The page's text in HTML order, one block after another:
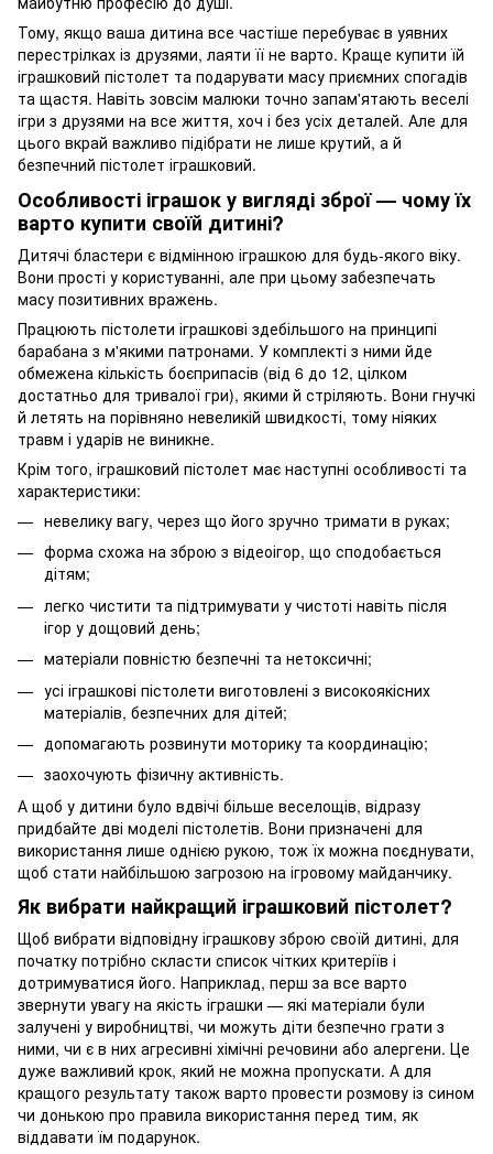
Тому, якщо ваша дитина все частіше перебуває в уявних
перестрілках із друзями, лаяти її не варто. Краще купити їй
іграшковий пістолет та подарувати масу приємних спогадів
та щастя. Навіть зовсім малюки точно запам'ятають веселі
ігри з друзями на все життя, хоч і без усіх деталей. Але для
цього вкрай важливо підібрати не лише крутий, а й
безпечний пістолет іграшковий.
Особливості іграшок у вигляді зброї — чому їх
варто купити своїй дитині?
Дитячі бластери є відмінною іграшкою для будь-якого віку.
Вони прості у користуванні, але при цьому забезпечать
масу позитивних вражень.
Працюють пістолети іграшкові здебільшого на принципі
барабана з м'якими патронами. У комплекті з ними йде
обмежена кількість боєприпасів (від 6 до 12, цілком
достатньо для тривалої гри), якими й стріляють. Вони гнучкі
й летять на порівняно невеликій швидкості, тому ніяких
травм і ударів не виникне.
Крім того, іграшковий пістолет має наступні особливості та
характеристики:
невелику вагу, через що його зручно тримати в руках;
форма схожа на зброю з відеоігор, що сподобається
дітям;
легко чистити та підтримувати у чистоті навіть після
ігор у дощовий день;
матеріали повністю безпечні та нетоксичні;
усі іграшкові пістолети виготовлені з високоякісних
матеріалів, безпечних для дітей;
допомагають розвинути моторику та координацію;
заохочують фізичну активність.
А щоб у дитини було вдвічі більше веселощів, відразу
придбайте дві моделі пістолетів. Вони призначені для
використання лише однією рукою, тож їх можна поєднувати,
щоб стати найбільшою загрозою на ігровому майданчику.
Як вибрати найкращий іграшковий пістолет?
Щоб вибрати відповідну іграшкову зброю своїй дитині, для
початку потрібно скласти список чітких критеріїв і
дотримуватися його. Наприклад, перш за все варто
звернути увагу на якість іграшки — які матеріали були
залучені у виробництві, чи можуть діти безпечно грати з
ними, чи є в них агресивні хімічні речовини або алергени. Це
дуже важливий крок, який не можна пропускати. А для
кращого результату також варто провести розмову із сином
чи донькою про правила використання перед тим, як
віддавати їм подарунок.